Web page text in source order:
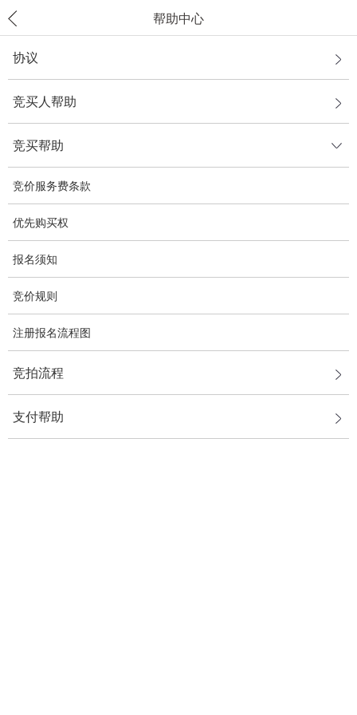
帮助中心
协议
竞买人帮助
竞买帮助
竞价服务费条款
优先购买权
报名须知
竞价规则
注册报名流程图
竞拍流程
支付帮助